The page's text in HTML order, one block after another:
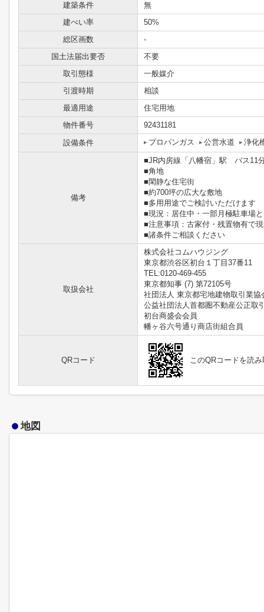
建築条件
無
建ぺい率
50%
総区画数
-
国土法届出要否
不要
取引態様
一般媒介
引渡時期
相談
最適用途
住宅用地
物件番号
92431181
設備条件
プロパンガス 公営水道 浄化
備考
■JR内房線「八幡宿」駅 バス11
■角地
■閑静な住宅街
■約700坪の広大な敷地
■多用用途でご検討いただけます
■現況：居住中・一部月極駐車場
■注意事項：古家付・残置物有で
■諸条件ご相談ください
取扱会社
株式会社コムハウジング
東京都渋谷区初台１丁目37番11
TEL:0120-469-455
東京都知事 (7) 第72105号
社団法人 東京都宅地建物取引業協
公益社団法人首都圏不動産公正取
初台商盛会会員
幡ヶ谷六号通り商店街組合員
QRコード このQRコードを読
地図